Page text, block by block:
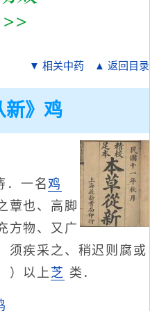
▼ 相关中药 ▲ 返回目录
新》鸡
．一名鸡
蕈也、高脚
方物、又广
须疾采之、稍迟则腐或
）以上 芝 类．